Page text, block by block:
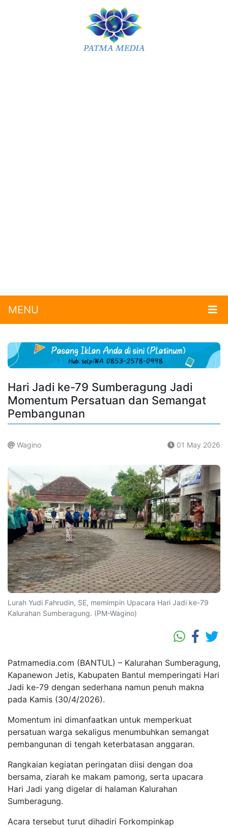
MENU
Hari Jadi ke-79 Sumberagung Jadi
Momentum Persatuan dan Semangat
Pembangunan
Wagino 01 May 2026
Lurah Yudi Fahrudin, SE, memimpin Upacara Hari Jadi ke-79
Kalurahan Sumberagung. (PM-Wagino)
Patmamedia.com (BANTUL) – Kalurahan Sumberagung,
Kapanewon Jetis, Kabupaten Bantul memperingati Hari
Jadi ke-79 dengan sederhana namun penuh makna
pada Kamis (30/4/2026).
Momentum ini dimanfaatkan untuk memperkuat
persatuan warga sekaligus menumbuhkan semangat
pembangunan di tengah keterbatasan anggaran.
Rangkaian kegiatan peringatan diisi dengan doa
bersama, ziarah ke makam pamong, serta upacara
Hari Jadi yang digelar di halaman Kalurahan
Sumberagung.
Acara tersebut turut dihadiri Forkompinkap